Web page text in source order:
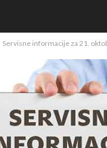
Servisne informacije za 21.